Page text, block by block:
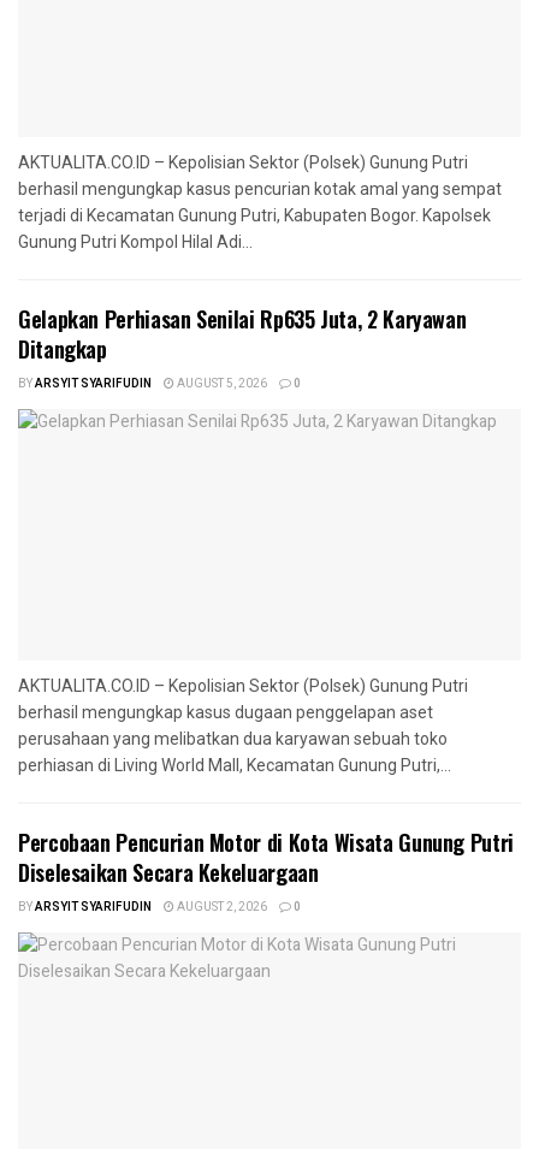
AKTUALITA.CO.ID – Kepolisian Sektor (Polsek) Gunung Putri
berhasil mengungkap kasus pencurian kotak amal yang sempat
terjadi di Kecamatan Gunung Putri, Kabupaten Bogor. Kapolsek
Gunung Putri Kompol Hilal Adi...
Gelapkan Perhiasan Senilai Rp635 Juta, 2 Karyawan
Ditangkap
BYARSYIT SYARIFUDIN AUGUST 5, 2026 0
AKTUALITA.CO.ID – Kepolisian Sektor (Polsek) Gunung Putri
berhasil mengungkap kasus dugaan penggelapan aset
perusahaan yang melibatkan dua karyawan sebuah toko
perhiasan di Living World Mall, Kecamatan Gunung Putri,...
‎Percobaan Pencurian Motor di Kota Wisata Gunung Putri
Diselesaikan Secara Kekeluargaan
BYARSYIT SYARIFUDIN AUGUST 2, 2026 0